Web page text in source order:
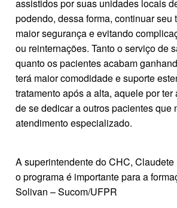
assistidos por suas unidades locais
podendo, dessa forma, continuar seu
maior segurança e evitando
ou reinternações. Tanto o serviço de
quanto os pacientes acabam
terá maior comodidade e suporte
tratamento após a alta, aquele por
de se dedicar a outros pacientes que
atendimento especializado.
A superintendente do CHC,
o programa é importante para a
Solivan – Sucom/UFPR